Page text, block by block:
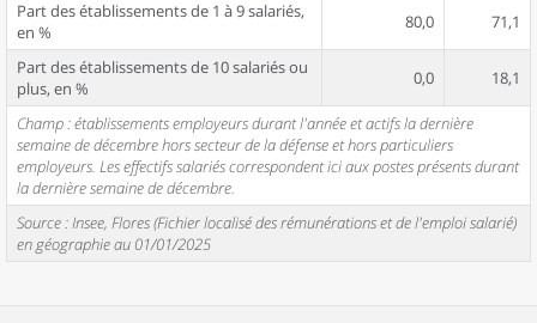
Part des établissements de 1 à 9 salariés,
en %
80,0 71,1
Part des établissements de 10 salariés ou
plus, en %
0,0 18,1
Champ : établissements employeurs durant l'année et actifs la dernière
semaine de décembre hors secteur de la défense et hors particuliers
employeurs. Les effectifs salariés correspondent ici aux postes présents durant
la dernière semaine de décembre.
Source : Insee, Flores (Fichier localisé des rémunérations et de l'emploi salarié)
en géographie au 01/01/2025